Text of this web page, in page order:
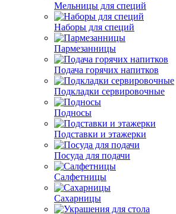
Мельницы для специй
Наборы для специй
Пармезанницы
Подача горячих напитков
Подкладки сервировочные
Подносы
Подставки и этажерки
Посуда для подачи
Салфетницы
Сахарницы